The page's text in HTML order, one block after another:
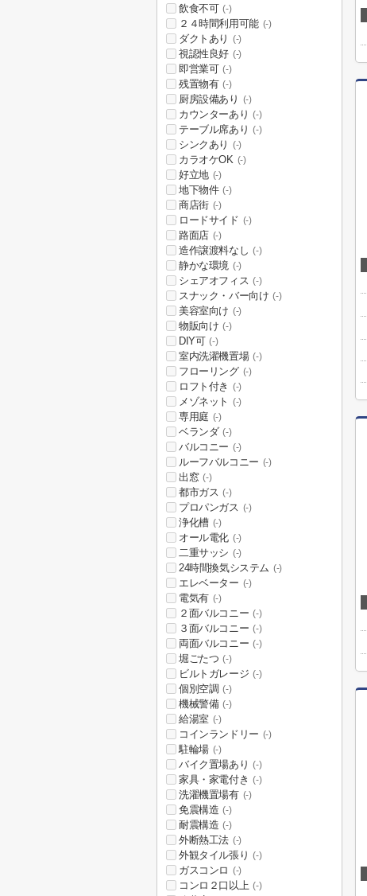
飲食不可 (-)
２４時間利用可能 (-)
ダクトあり (-)
視認性良好 (-)
即営業可 (-)
残置物有 (-)
厨房設備あり (-)
カウンターあり (-)
テーブル席あり (-)
シンクあり (-)
カラオケOK (-)
好立地 (-)
地下物件 (-)
商店街 (-)
ロードサイド (-)
路面店 (-)
造作譲渡料なし (-)
静かな環境 (-)
シェアオフィス (-)
スナック・バー向け (-)
美容室向け (-)
物販向け (-)
DIY可 (-)
室内洗濯機置場 (-)
フローリング (-)
ロフト付き (-)
メゾネット (-)
専用庭 (-)
ベランダ (-)
バルコニー (-)
ルーフバルコニー (-)
出窓 (-)
都市ガス (-)
プロパンガス (-)
浄化槽 (-)
オール電化 (-)
二重サッシ (-)
24時間換気システム (-)
エレベーター (-)
電気有 (-)
２面バルコニー (-)
３面バルコニー (-)
両面バルコニー (-)
堀ごたつ (-)
ビルトガレージ (-)
個別空調 (-)
機械警備 (-)
給湯室 (-)
コインランドリー (-)
駐輪場 (-)
バイク置場あり (-)
家具・家電付き (-)
洗濯機置場有 (-)
免震構造 (-)
耐震構造 (-)
外断熱工法 (-)
外観タイル張り (-)
ガスコンロ (-)
コンロ２口以上 (-)